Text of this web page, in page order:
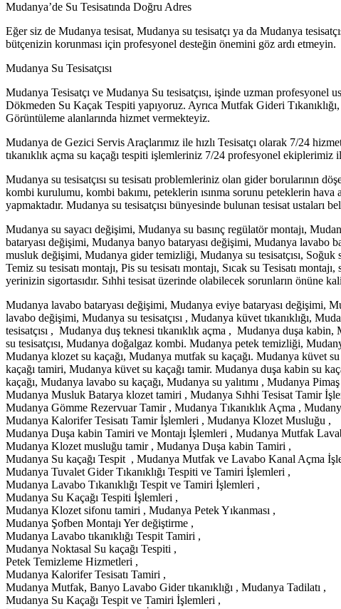
Mudanya’de Su Tesisatında Doğru Adres
Eğer siz de Mudanya tesisat, Mudanya su tesisatçı ya da Mudanya
bütçenizin korunması için profesyonel desteğin önemini göz ardı etmeyin.
Mudanya Su Tesisatçısı
Mudanya Tesisatçı ve Mudanya Su tesisatçısı, işinde uzman profesyonel
Dökmeden Su Kaçak Tespiti yapıyoruz. Ayrıca Mutfak Gideri
Görüntüleme alanlarında hizmet vermekteyiz.
Mudanya de Gezici Servis Araçlarımız ile hızlı Tesisatçı olarak 7/24
tıkanıklık açma su kaçağı tespiti işlemleriniz 7/24 profesyonel
Mudanya su tesisatçısı su tesisatı problemleriniz olan gider borularının
kombi kurulumu, kombi bakımı, peteklerin ısınma sorunu peteklerin
yapmaktadır. Mudanya su tesisatçısı bünyesinde bulunan tesisat
Mudanya su sayacı değişimi, Mudanya su basınç regülatör montajı,
bataryası değişimi, Mudanya banyo bataryası değişimi, Mudanya lavabo
musluk değişimi, Mudanya gider temizliği, Mudanya su tesisatçısı, Soğuk
Temiz su tesisatı montajı, Pis su tesisatı montajı, Sıcak su Tesisatı
yerinizin sigortasıdır. Sıhhi tesisat üzerinde olabilecek sorunların önüne
Mudanya lavabo bataryası değişimi, Mudanya eviye bataryası değişimi,
lavabo değişimi, Mudanya su tesisatçısı , Mudanya küvet tıkanıklığı,
tesisatçısı , Mudanya duş teknesi tıkanıklık açma , Mudanya duşa
su tesisatçısı, Mudanya doğalgaz kombi. Mudanya petek temizliği,
Mudanya klozet su kaçağı, Mudanya mutfak su kaçağı. Mudanya küvet
kaçağı tamiri, Mudanya küvet su kaçağı tamir. Mudanya duşa kabin su
kaçağı, Mudanya lavabo su kaçağı, Mudanya su yalıtımı , Mudanya
Mudanya Musluk Batarya klozet tamiri , Mudanya Sıhhi Tesisat Tamir
Mudanya Gömme Rezervuar Tamir , Mudanya Tıkanıklık Açma ,
Mudanya Kalorifer Tesisatı Tamir İşlemleri , Mudanya Klozet Musluğu ,
Mudanya Duşa kabin Tamiri ve Montajı İşlemleri , Mudanya Mutfak
Mudanya Klozet musluğu tamir , Mudanya Duşa kabin Tamiri ,
Mudanya Su kaçağı Tespit , Mudanya Mutfak ve Lavabo Kanal Açma
Mudanya Tuvalet Gider Tıkanıklığı Tespiti ve Tamiri İşlemleri ,
Mudanya Lavabo Tıkanıklığı Tespit ve Tamiri İşlemleri ,
Mudanya Su Kaçağı Tespiti İşlemleri ,
Mudanya Klozet sifonu tamiri , Mudanya Petek Yıkanması ,
Mudanya Şofben Montajı Yer değiştirme ,
Mudanya Lavabo tıkanıklığı Tespit Tamiri ,
Mudanya Noktasal Su kaçağı Tespiti ,
Petek Temizleme Hizmetleri ,
Mudanya Kalorifer Tesisatı Tamiri ,
Mudanya Mutfak, Banyo Lavabo Gider tıkanıklığı , Mudanya Tadilatı ,
Mudanya Su Kaçağı Tespit ve Tamiri İşlemleri ,